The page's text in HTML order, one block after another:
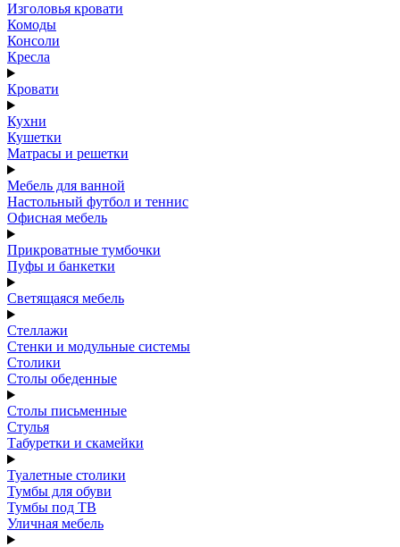
Изголовья кровати
Комоды
Консоли
Кресла
Кровати
Кухни
Кушетки
Матрасы и решетки
Мебель для ванной
Настольный футбол и теннис
Офисная мебель
Прикроватные тумбочки
Пуфы и банкетки
Светящаяся мебель
Стеллажи
Стенки и модульные системы
Столики
Столы обеденные
Столы письменные
Стулья
Табуретки и скамейки
Туалетные столики
Тумбы для обуви
Тумбы под ТВ
Уличная мебель